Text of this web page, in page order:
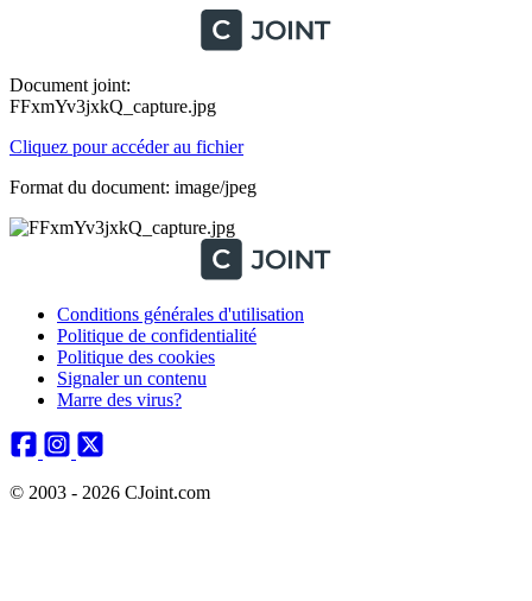
Document joint:
FFxmYv3jxkQ_capture.jpg
Cliquez pour accéder au fichier
Format du document: image/jpeg
Conditions générales d'utilisation
Politique de confidentialité
Politique des cookies
Signaler un contenu
Marre des virus?
© 2003 - 2026 CJoint.com